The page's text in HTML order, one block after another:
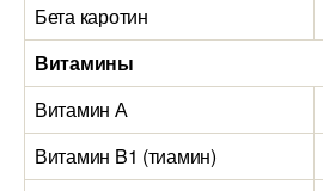
Бета каротин
Витамины
Витамин А
Витамин B1 (тиамин)